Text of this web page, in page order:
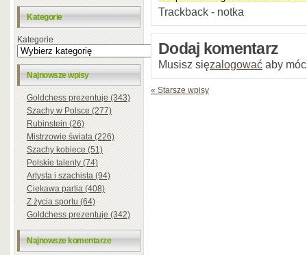
Kategorie
Kategorie
Najnowsze wpisy
Goldchess prezentuje (343)
Szachy w Polsce (277)
Rubinstein (26)
Mistrzowie świata (226)
Szachy kobiece (51)
Polskie talenty (74)
Artysta i szachista (94)
Ciekawa partia (408)
Z życia sportu (64)
Goldchess prezentuje (342)
Najnowsze komentarze
Trackback - notka
Dodaj komentarz
Musisz sięzalogować aby
« Starsze wpisy